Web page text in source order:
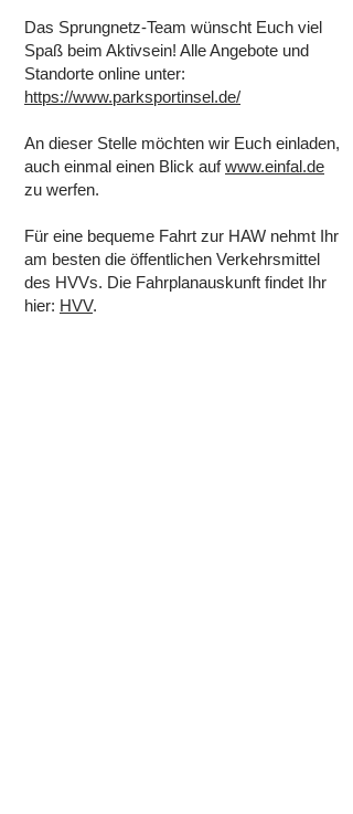
Das Sprungnetz-Team wünscht Euch viel
Spaß beim Aktivsein! Alle Angebote und
Standorte online unter:
https://www.parksportinsel.de/
An dieser Stelle möchten wir Euch einladen,
auch einmal einen Blick aufwww.einfal.de
zu werfen.
Für eine bequeme Fahrt zur HAW nehmt Ihr
am besten die öffentlichen Verkehrsmittel
des HVVs. Die Fahrplanauskunft findet Ihr
hier: HVV.